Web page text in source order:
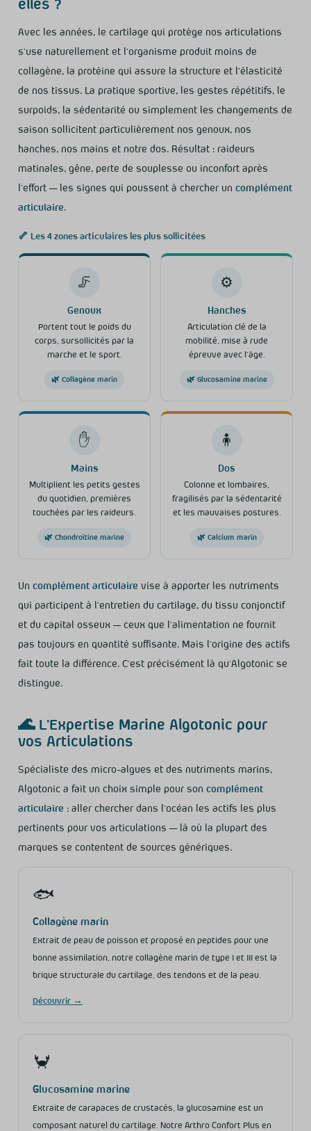
elles ?
Avec les années, le cartilage qui protège nos articulations
s’use naturellement et l’organisme produit moins de
collagène, la protéine qui assure la structure et l’élasticité
de nos tissus. La pratique sportive, les gestes répétitifs, le
surpoids, la sédentarité ou simplement les changements de
saison sollicitent particulièrement nos genoux, nos
hanches, nos mains et notre dos. Résultat : raideurs
matinales, gêne, perte de souplesse ou inconfort après
l’effort — les signes qui poussent à chercher un complément
articulaire.
🦴 Les 4 zones articulaires les plus sollicitées
🦵
Genoux
Portent tout le poids du
corps, sursollicités par la
marche et le sport.
🌿 Collagène marin
⚙️
Hanches
Articulation clé de la
mobilité, mise à rude
épreuve avec l’âge.
🌿 Glucosamine marine
✋
Mains
Multiplient les petits gestes
du quotidien, premières
touchées par les raideurs.
🌿 Chondroïtine marine
🧍
Dos
Colonne et lombaires,
fragilisés par la sédentarité
et les mauvaises postures.
🌿 Calcium marin
Un complément articulaire vise à apporter les nutriments
qui participent à l’entretien du cartilage, du tissu conjonctif
et du capital osseux — ceux que l’alimentation ne fournit
pas toujours en quantité suffisante. Mais l’origine des actifs
fait toute la différence. C’est précisément là qu’Algotonic se
distingue.
🌊 L’Expertise Marine Algotonic pour
vos Articulations
Spécialiste des micro-algues et des nutriments marins,
Algotonic a fait un choix simple pour son complément
articulaire : aller chercher dans l’océan les actifs les plus
pertinents pour vos articulations — là où la plupart des
marques se contentent de sources génériques.
🐟
Collagène marin
Extrait de peau de poisson et proposé en peptides pour une
bonne assimilation, notre collagène marin de type I et III est la
brique structurale du cartilage, des tendons et de la peau.
Découvrir →
🦀
Glucosamine marine
Extraite de carapaces de crustacés, la glucosamine est un
composant naturel du cartilage. Notre Arthro Confort Plus en